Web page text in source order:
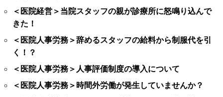
＜医院経営＞当院スタッフの親が診療所に怒鳴り込んで
きた！
＜医院人事労務＞辞めるスタッフの給料から制服代を引
く！？
＜医院人事労務＞人事評価制度の導入について
＜医院人事労務＞時間外労働が発生していませんか？